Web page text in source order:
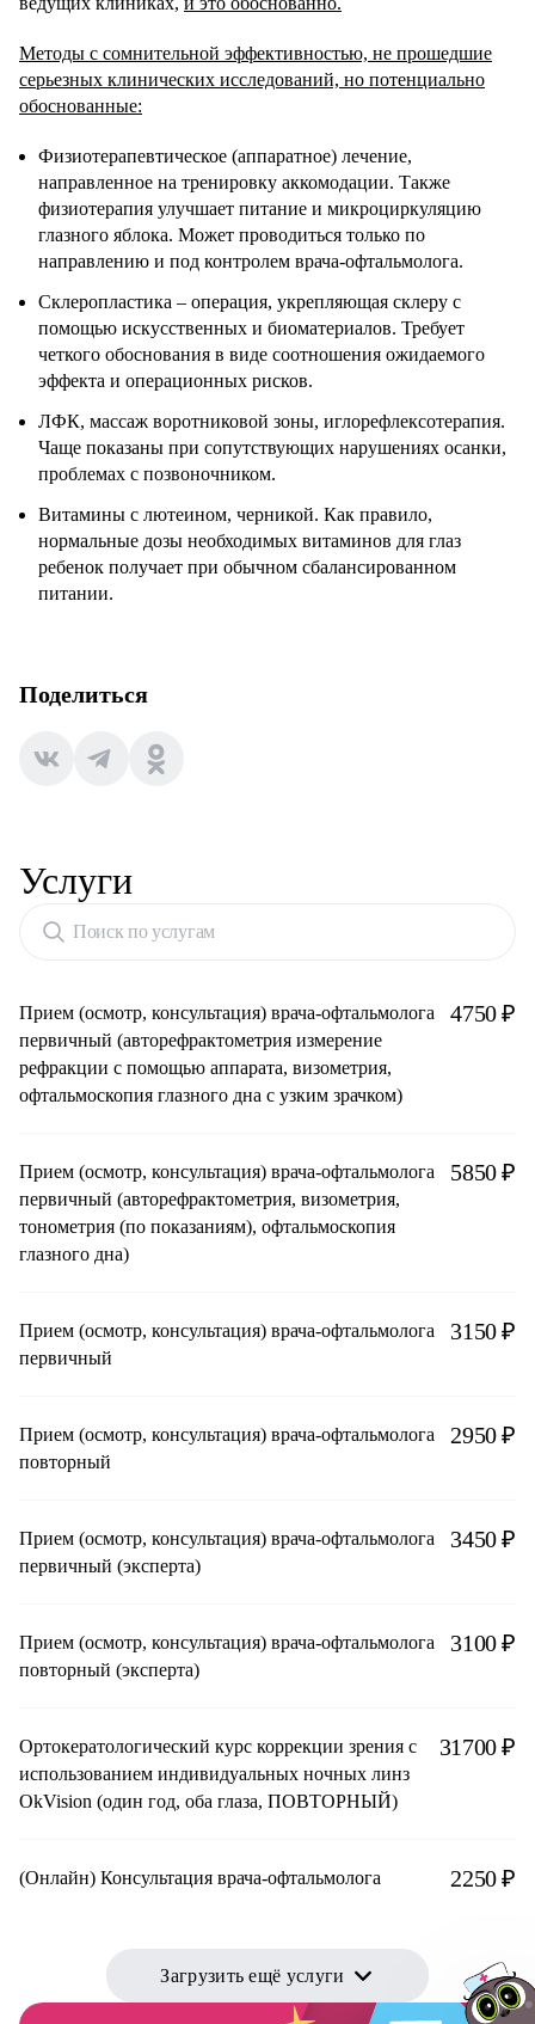
Методы с сомнительной эффективностью, не прошедшие
серьезных клинических исследований, но потенциально
обоснованные:
Физиотерапевтическое (аппаратное) лечение,
направленное на тренировку аккомодации. Также
физиотерапия улучшает питание и микроциркуляцию
глазного яблока. Может проводиться только по
направлению и под контролем врача-офтальмолога.
Склеропластика – операция, укрепляющая склеру с
помощью искусственных и биоматериалов. Требует
четкого обоснования в виде соотношения ожидаемого
эффекта и операционных рисков.
ЛФК, массаж воротниковой зоны, иглорефлексотерапия.
Чаще показаны при сопутствующих нарушениях осанки,
проблемах с позвоночником.
Витамины с лютеином, черникой. Как правило,
нормальные дозы необходимых витаминов для глаз
ребенок получает при обычном сбалансированном
питании.
Поделиться
Услуги
Поиск по услугам
Прием (осмотр, консультация) врача-офтальмолога
первичный (авторефрактометрия измерение
рефракции с помощью аппарата, визометрия,
офтальмоскопия глазного дна с узким зрачком)
4750 ₽
Прием (осмотр, консультация) врача-офтальмолога
первичный (авторефрактометрия, визометрия,
тонометрия (по показаниям), офтальмоскопия
глазного дна)
5850 ₽
Прием (осмотр, консультация) врача-офтальмолога
первичный
3150 ₽
Прием (осмотр, консультация) врача-офтальмолога
повторный
2950 ₽
Прием (осмотр, консультация) врача-офтальмолога
первичный (эксперта)
3450 ₽
Прием (осмотр, консультация) врача-офтальмолога
повторный (эксперта)
3100 ₽
Ортокератологический курс коррекции зрения с
использованием индивидуальных ночных линз
OkVision (один год, оба глаза, ПОВТОРНЫЙ)
31700 ₽
(Онлайн) Консультация врача-офтальмолога 2250 ₽
Загрузить ещё услуги